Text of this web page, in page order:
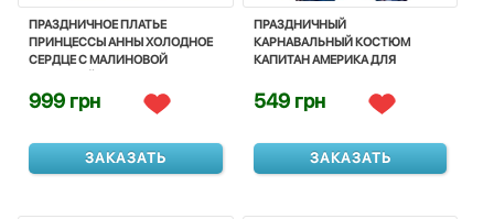
ПРАЗДНИЧНОЕ ПЛАТЬЕ
ПРИНЦЕССЫ АННЫ ХОЛОДНОЕ
СЕРДЦЕ С МАЛИНОВОЙ
ANNA, PRINCESS, FROZEN
999 грн
ЗАКАЗАТЬ
ПРАЗДНИЧНЫЙ
КАРНАВАЛЬНЫЙ КОСТЮМ
КАПИТАН АМЕРИКА ДЛЯ
SUPERHERO, CARNIVAL, DISNEY
549 грн
ЗАКАЗАТЬ